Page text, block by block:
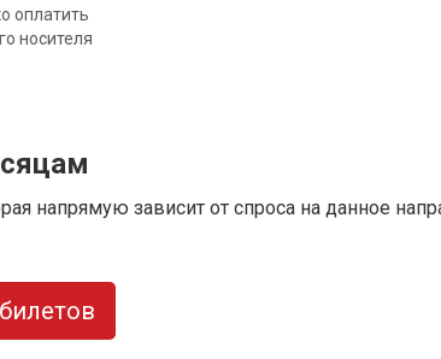
оплатить
носителя
напрямую зависит от спроса на данное